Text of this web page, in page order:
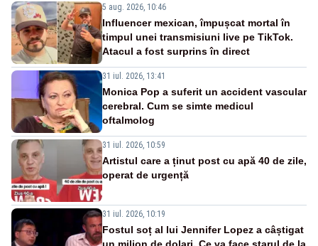
5 aug. 2026, 10:46
Influencer mexican, împușcat mortal în
timpul unei transmisiuni live pe TikTok.
Atacul a fost surprins în direct
31 iul. 2026, 13:41
Monica Pop a suferit un accident vascular
cerebral. Cum se simte medicul
oftalmolog
31 iul. 2026, 10:59
Artistul care a ținut post cu apă 40 de zile,
operat de urgență
31 iul. 2026, 10:19
Fostul soț al lui Jennifer Lopez a câștigat
un milion de dolari. Ce va face starul de la